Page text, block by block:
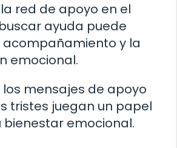
red de apoyo en el
ayuda puede
y la
emocional.
los mensajes de apoyo
tristes juegan un papel
bienestar emocional.